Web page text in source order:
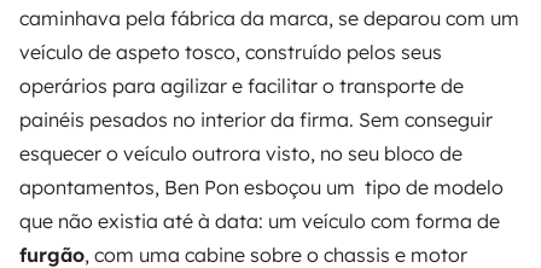
caminhava pela fábrica da marca, se deparou com um
veículo de aspeto tosco, construído pelos seus
operários para agilizar e facilitar o transporte de
painéis pesados no interior da firma. Sem conseguir
esquecer o veículo outrora visto, no seu bloco de
apontamentos, Ben Pon esboçou um tipo de modelo
que não existia até à data: um veículo com forma de
furgão, com uma cabine sobre o chassis e motor